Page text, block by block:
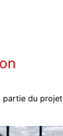
partie du projet